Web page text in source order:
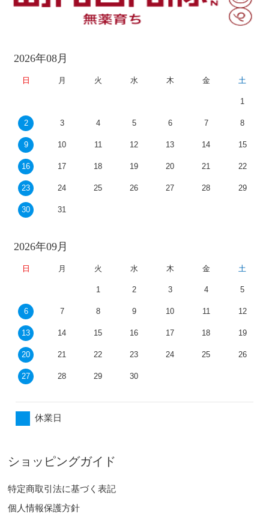
2026年08月
日 月 火 水 木 金 土
1
2 3 4 5 6 7 8
9 10 11 12 13 14 15
16 17 18 19 20 21 22
23 24 25 26 27 28 29
30 31
2026年09月
日 月 火 水 木 金 土
1 2 3 4 5
6 7 8 9 10 11 12
13 14 15 16 17 18 19
20 21 22 23 24 25 26
27 28 29 30
休業日
ショッピングガイド
特定商取引法に基づく表記
個人情報保護方針